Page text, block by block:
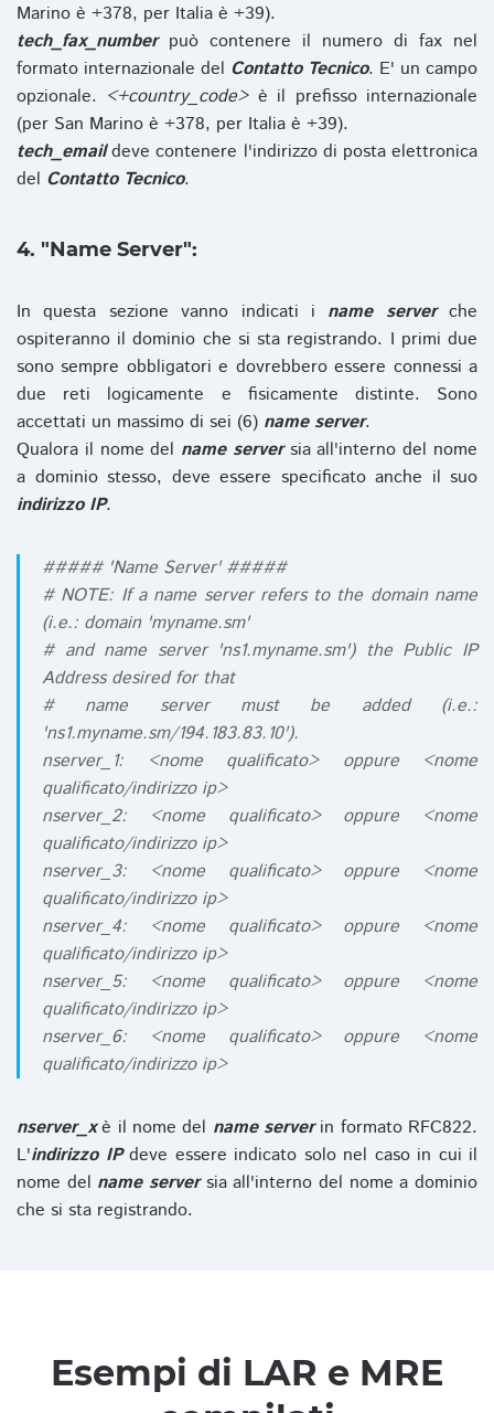
Marino è +378, per Italia è +39).
tech_fax_numberpuò contenere il numero di fax nel
formato internazionale del Contatto Tecnico. E' un campo
opzionale. <+country_code>è il prefisso internazionale
(per San Marino è +378, per Italia è +39).
tech_emaildeve contenere l'indirizzo di posta elettronica
del Contatto Tecnico.
4. "Name Server":
In questa sezione vanno indicati i name serverche
ospiteranno il dominio che si sta registrando. I primi due
sono sempre obbligatori e dovrebbero essere connessi a
due reti logicamente e fisicamente distinte. Sono
accettati un massimo di sei (6) name server.
Qualora il nome del name serversia all'interno del nome
a dominio stesso, deve essere specificato anche il suo
indirizzo IP.
##### 'Name Server' #####
# NOTE: If a name server refers to the domain name
(i.e.: domain 'myname.sm'
# and name server 'ns1.myname.sm') the Public IP
Address desired for that
# name server must be added (i.e.:
'ns1.myname.sm/194.183.83.10').
nserver_1: <nome qualificato> oppure <nome
qualificato/indirizzo ip>
nserver_2: <nome qualificato> oppure <nome
qualificato/indirizzo ip>
nserver_3: <nome qualificato> oppure <nome
qualificato/indirizzo ip>
nserver_4: <nome qualificato> oppure <nome
qualificato/indirizzo ip>
nserver_5: <nome qualificato> oppure <nome
qualificato/indirizzo ip>
nserver_6: <nome qualificato> oppure <nome
qualificato/indirizzo ip>
nserver_xè il nome del name serverin formato RFC822.
L'indirizzo IPdeve essere indicato solo nel caso in cui il
nome del name serversia all'interno del nome a dominio
che si sta registrando.
Esempi di LAR e MRE